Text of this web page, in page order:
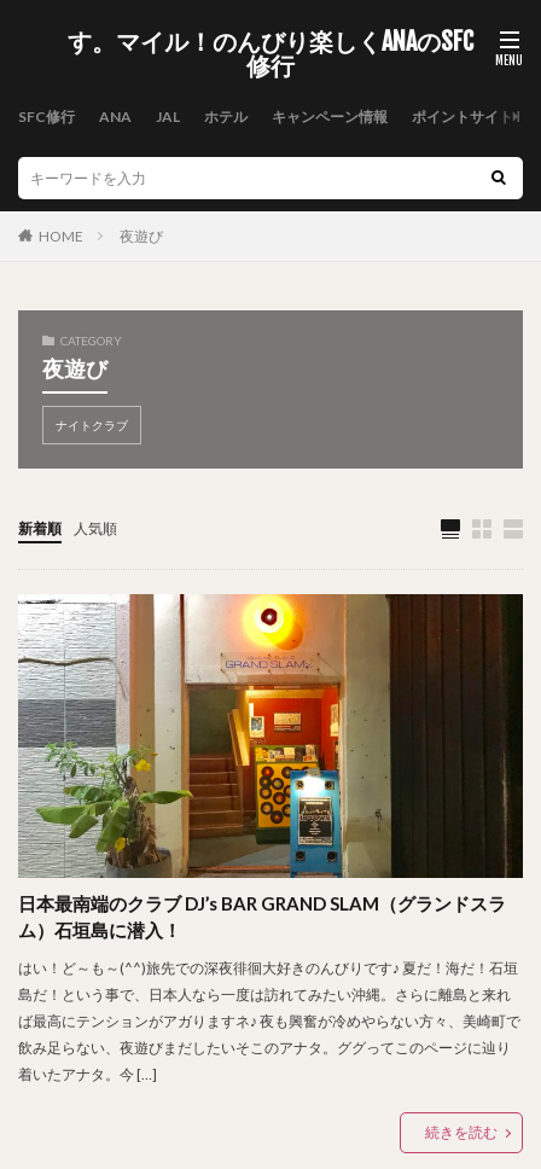
す。マイル！のんびり楽しくANAのSFC
修行
SFC修行 ANA JAL ホテル キャンペーン情報 ポイントサイト
HOME 夜遊び
CATEGORY
夜遊び
ナイトクラブ
新着順 人気順
日本最南端のクラブ DJ’s BAR GRAND SLAM（グランドスラ
ム）石垣島に潜入！
はい！ど～も～(^^)旅先での深夜徘徊大好きのんびりです♪ 夏だ！海だ！石垣
島だ！という事で、日本人なら一度は訪れてみたい沖縄。さらに離島と来れ
ば最高にテンションがアガりますネ♪ 夜も興奮が冷めやらない方々、美崎町で
飲み足らない、夜遊びまだしたいそこのアナタ。ググってこのページに辿り
着いたアナタ。今 […]
続きを読む